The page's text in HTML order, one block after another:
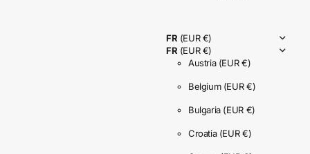
FR (EUR €)
FR (EUR €)
Austria (EUR €)
Belgium (EUR €)
Bulgaria (EUR €)
Croatia (EUR €)